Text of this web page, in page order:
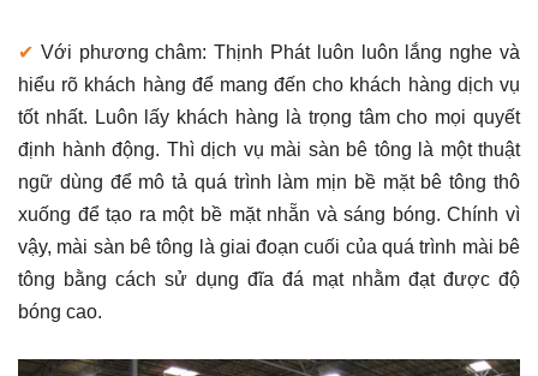
✔ Với phương châm: Thịnh Phát luôn luôn lắng nghe và
hiểu rõ khách hàng để mang đến cho khách hàng dịch vụ
tốt nhất. Luôn lấy khách hàng là trọng tâm cho mọi quyết
định hành động. Thì dịch vụ mài sàn bê tông là một thuật
ngữ dùng để mô tả quá trình làm mịn bề mặt bê tông thô
xuống để tạo ra một bề mặt nhẵn và sáng bóng. Chính vì
vậy, mài sàn bê tông là giai đoạn cuối của quá trình mài bê
tông bằng cách sử dụng đĩa đá mạt nhằm đạt được độ
bóng cao.